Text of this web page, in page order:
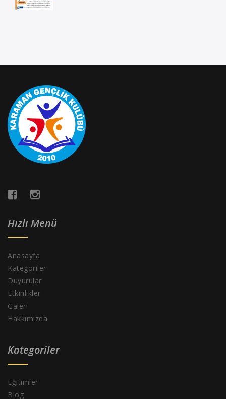
Hızlı Menü
Anasayfa
Kategoriler
Duyurular
Etkinlikler
Galeri
Hakkımızda
Kategoriler
Eğitimler
Blog